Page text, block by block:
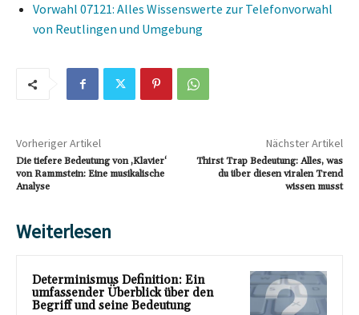
Vorwahl 07121: Alles Wissenswerte zur Telefonvorwahl
von Reutlingen und Umgebung
Vorheriger Artikel
Die tiefere Bedeutung von ‚Klavier‘
von Rammstein: Eine musikalische
Analyse
Nächster Artikel
Thirst Trap Bedeutung: Alles, was
du über diesen viralen Trend
wissen musst
Weiterlesen
Determinismus Definition: Ein
umfassender Überblick über den
Begriff und seine Bedeutung